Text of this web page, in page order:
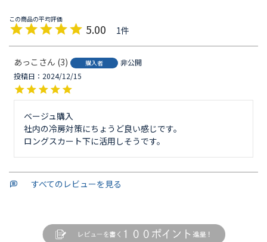
5.00 1
あっこ 3 購入者
非公開
投稿日
2024/12/15
ベージュ購入
社内の冷房対策にちょうど良い感じです。
ロングスカート下に活用しそうです。
すべてのレビューを見る